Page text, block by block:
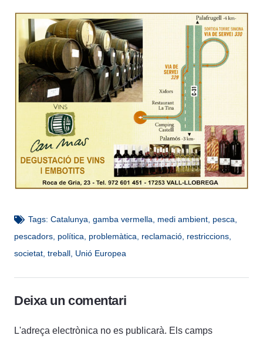
Tags: Catalunya gamba vermella medi ambient, pesca
pescadors política problemàtica reclamació restriccions
societat treball Unió Europea
Deixa un comentari
L'adreça electrònica no es publicarà. Els camps